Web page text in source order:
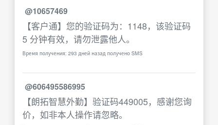
@10657469
【客户通】您的验证码为：1148，该验证码
5 分钟有效，请勿泄露他人。
Время получения: 293 дней назад получено SMS
@606495586995
【朗拓智慧外勤】验证码449005，感谢您询
价，如非本人操作请忽略。